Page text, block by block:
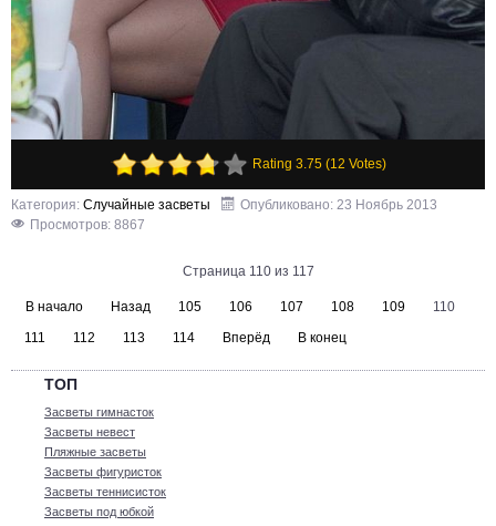
Rating 3.75 (12 Votes)
Категория: Случайные засветы
Опубликовано: 23 Ноябрь 2013
Просмотров: 8867
Страница 110 из 117
В начало Назад 105 106 107 108 109
110
111
112 113 114 Вперёд В конец
ТОП
Засветы гимнасток
Засветы невест
Пляжные засветы
Засветы фигуристок
Засветы теннисисток
Засветы под юбкой